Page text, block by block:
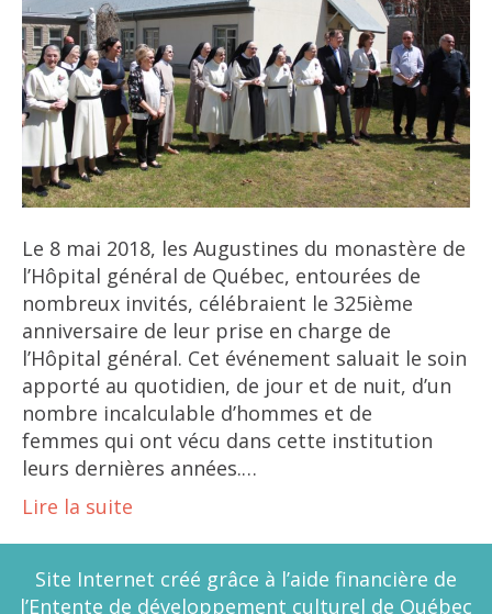
Le 8 mai 2018, les Augustines du monastère de
l’Hôpital général de Québec, entourées de
nombreux invités, célébraient le 325ième
anniversaire de leur prise en charge de
l’Hôpital général. Cet événement saluait le soin
apporté au quotidien, de jour et de nuit, d’un
nombre incalculable d’hommes et de
femmes qui ont vécu dans cette institution
leurs dernières années.…
Lire la suite
Site Internet créé grâce à l’aide financière de
l’Entente de développement culturel de Québec